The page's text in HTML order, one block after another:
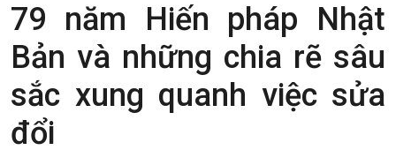
79 năm Hiến pháp Nhật
Bản và những chia rẽ sâu
sắc xung quanh việc sửa
đổi